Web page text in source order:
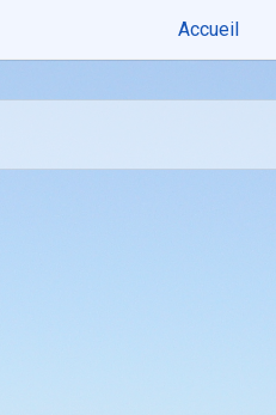
Accueil